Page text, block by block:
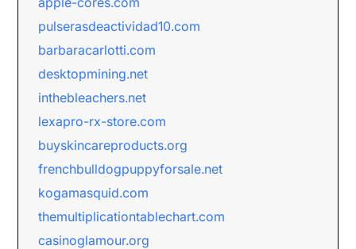
pulserasdeactividad10.com
barbaracarlotti.com
desktopmining.net
inthebleachers.net
lexapro-rx-store.com
buyskincareproducts.org
frenchbulldogpuppyforsale.net
kogamasquid.com
themultiplicationtablechart.com
casinoglamour.org